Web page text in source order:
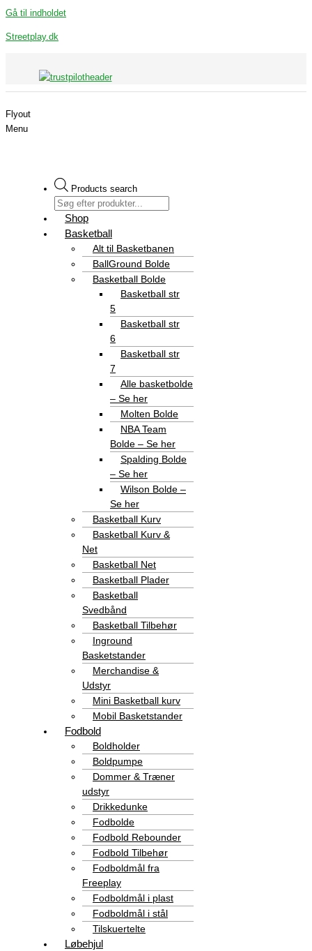
Gå til indholdet
Streetplay.dk
Flyout
Menu
Products search
Shop
Basketball
Alt til Basketbanen
BallGround Bolde
Basketball Bolde
Basketball str
5
Basketball str
6
Basketball str
7
Alle basketbolde
– Se her
Molten Bolde
NBA Team
Bolde – Se her
Spalding Bolde
– Se her
Wilson Bolde –
Se her
Basketball Kurv
Basketball Kurv &
Net
Basketball Net
Basketball Plader
Basketball
Svedbånd
Basketball Tilbehør
Inground
Basketstander
Merchandise &
Udstyr
Mini Basketball kurv
Mobil Basketstander
Fodbold
Boldholder
Boldpumpe
Dommer & Træner
udstyr
Drikkedunke
Fodbolde
Fodbold Rebounder
Fodbold Tilbehør
Fodboldmål fra
Freeplay
Fodboldmål i plast
Fodboldmål i stål
Tilskuertelte
Løbehjul